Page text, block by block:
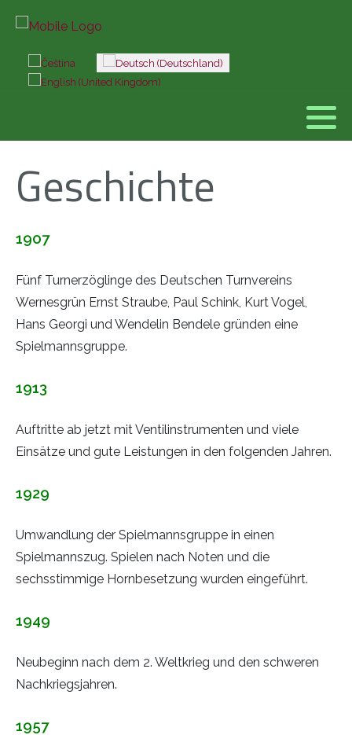
Sprache auswählen
Geschichte
1907
Fünf Turnerzöglinge des Deutschen Turnvereins
Wernesgrün Ernst Straube, Paul Schink, Kurt Vogel,
Hans Georgi und Wendelin Bendele gründen eine
Spielmannsgruppe.
1913
Auftritte ab jetzt mit Ventilinstrumenten und viele
Einsätze und gute Leistungen in den folgenden Jahren.
1929
Umwandlung der Spielmannsgruppe in einen
Spielmannszug. Spielen nach Noten und die
sechsstimmige Hornbesetzung wurden eingeführt.
1949
Neubeginn nach dem 2. Weltkrieg und den schweren
Nachkriegsjahren.
1957